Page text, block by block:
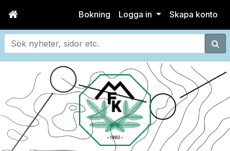
Bokning Logga in Skapa konto
Sök